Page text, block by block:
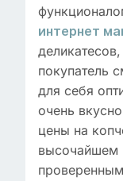
интернет
покупатель
для себя
очень
цены на
высочайшем